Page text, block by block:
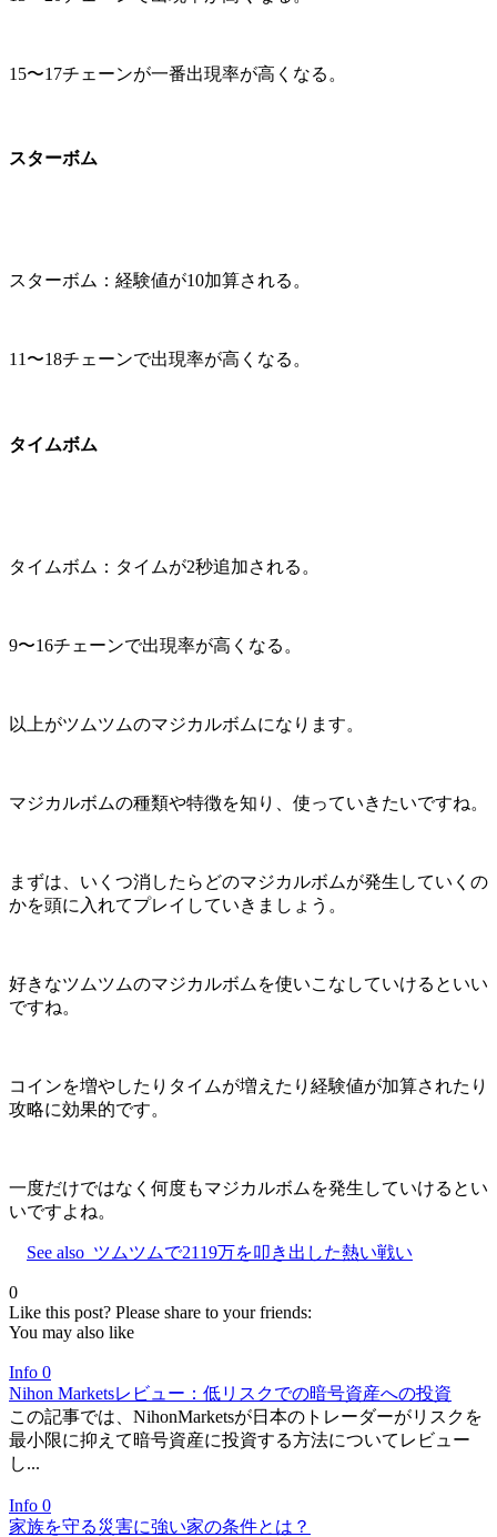
15〜17チェーンが一番出現率が高くなる。
スターボム
スターボム：経験値が10加算される。
11〜18チェーンで出現率が高くなる。
タイムボム
タイムボム：タイムが2秒追加される。
9〜16チェーンで出現率が高くなる。
以上がツムツムのマジカルボムになります。
マジカルボムの種類や特徴を知り、使っていきたいですね。
まずは、いくつ消したらどのマジカルボムが発生していくの
かを頭に入れてプレイしていきましょう。
好きなツムツムのマジカルボムを使いこなしていけるといい
ですね。
コインを増やしたりタイムが増えたり経験値が加算されたり
攻略に効果的です。
一度だけではなく何度もマジカルボムを発生していけるとい
いですよね。
See also ツムツムで2119万を叩き出した熱い戦い
0
Like this post? Please share to your friends:
You may also like
Info 0
Nihon Marketsレビュー：低リスクでの暗号資産への投資
この記事では、NihonMarketsが日本のトレーダーがリスクを
最小限に抑えて暗号資産に投資する方法についてレビュー
し...
Info 0
家族を守る災害に強い家の条件とは？